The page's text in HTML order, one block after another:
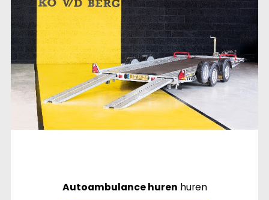
Autoambulance huren huren